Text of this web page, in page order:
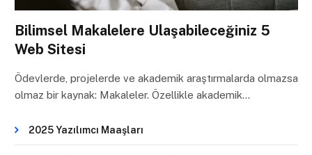
Bilimsel Makalelere Ulaşabileceğiniz 5
Web Sitesi
Ödevlerde, projelerde ve akademik araştırmalarda olmazsa
olmaz bir kaynak: Makaleler. Özellikle akademik…
2025 Yazılımcı Maaşları